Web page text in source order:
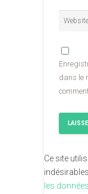
dans le
Ce site
indésirables.
les